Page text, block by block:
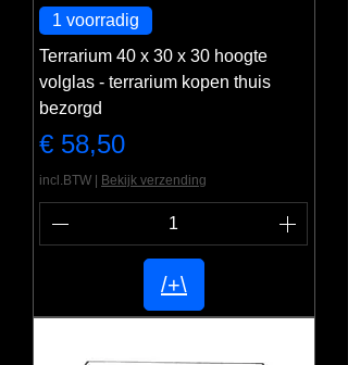
1 voorradig
Terrarium 40 x 30 x 30 hoogte
volglas - terrarium kopen thuis
bezorgd
Prijs
€ 58,50
incl.BTW Bekijk verzending
/+\